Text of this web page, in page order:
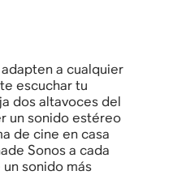
a cualquier
escuchar tu
dos altavoces del
un sonido estéreo
de cine en casa
Sonos a cada
sonido más